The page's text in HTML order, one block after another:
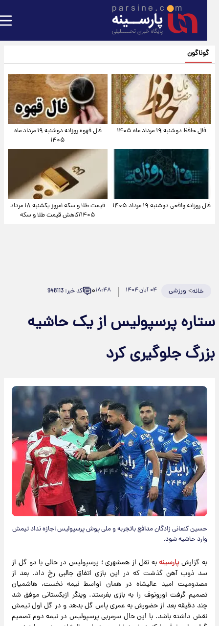
گوناگون
فال حافظ دوشنبه ۱۹ مرداد ماه ۱۴۰۵
فال قهوه روزانه دوشنبه ۱۹ مرداد ماه
۱۴۰۵
فال روزانه واقعی دوشنبه ۱۹ مرداد ۱۴۰۵
قیمت طلا و سکه امروز یکشنبه ۱۸ مرداد
۱۴۰۵/کاهش قیمت طلا و سکه
خانه>ورزشی ۰۴ آبان ۱۴۰۴ ۱۸:۴۸۰ کد خبر: 948113
پرسپولیس از یک حاشیه
جلوگیری کرد
حسین کنعانی زادگان مدافع باتجربه و ملی پوش پرسپولیس اجازه نداد تیمش
وارد حاشیه شود.
به گزارشپارسینهبه نقل از همشهری ؛ پرسپولیس در حالی با دو گل از
سد ذوب آهن گذشت که در این بازی اتفاق جالبی رخ داد. بعد از
مصدومیت امید عالیشاه در همان اواسط نیمه نخست، هاشمیان
تصمیم گرفت اورونوف را به بازی بفرستد. وینگر ازبکستانی موفق شد
چند دقیقه بعد از حضورش به عمری پاس گل بدهد و در گل اول تیمش
نقش داشته باشد. با این حال سرمربی پرسپولیس در نیمه دوم تصمیم